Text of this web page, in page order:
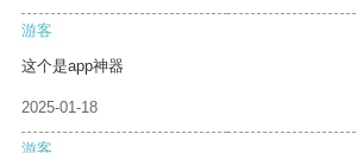
游客
这个是app神器
2025-01-18
游客